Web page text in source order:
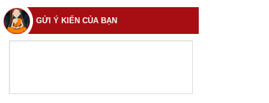
GỬI Ý KIẾN CỦA BẠN